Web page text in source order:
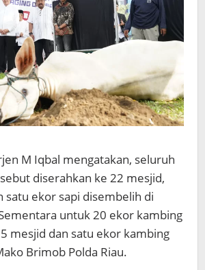
M Iqbal mengatakan, seluruh
diserahkan ke 22 mesjid,
satu ekor sapi disembelih di
untuk 20 ekor kambing
mesjid dan satu ekor kambing
Brimob Polda Riau.